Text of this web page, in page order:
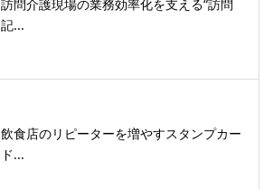
訪問介護現場の業務効率化を支える“訪問
記...
飲食店のリピーターを増やすスタンプカー
ド...